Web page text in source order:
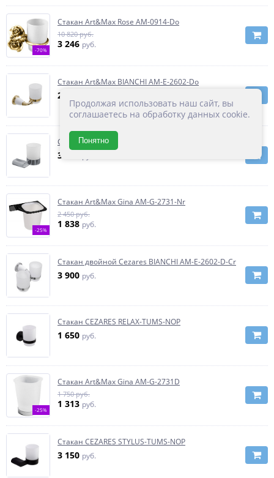
-70%
Стакан Art&Max Rose AM-0914-Do
10 820 руб.
3 246 руб.
Стакан Art&Max BIANCHI AM-E-2602-Do
2 840
Стакан CEZARES STYLUS-TUMS-01
3 150
-25%
Стакан Art&Max Gina AM-G-2731-Nr
2 450 руб.
1 838 руб.
Стакан двойной Cezares BIANCHI AM-E-2602-D-Cr
3 900 руб.
Стакан CEZARES RELAX-TUMS-NOP
1 650 руб.
-25%
Стакан Art&Max Gina AM-G-2731D
1 750 руб.
1 313 руб.
Стакан CEZARES STYLUS-TUMS-NOP
3 150 руб.
Продолжая использовать наш сайт, вы
соглашаетесь на обработку данных cookie.
Понятно